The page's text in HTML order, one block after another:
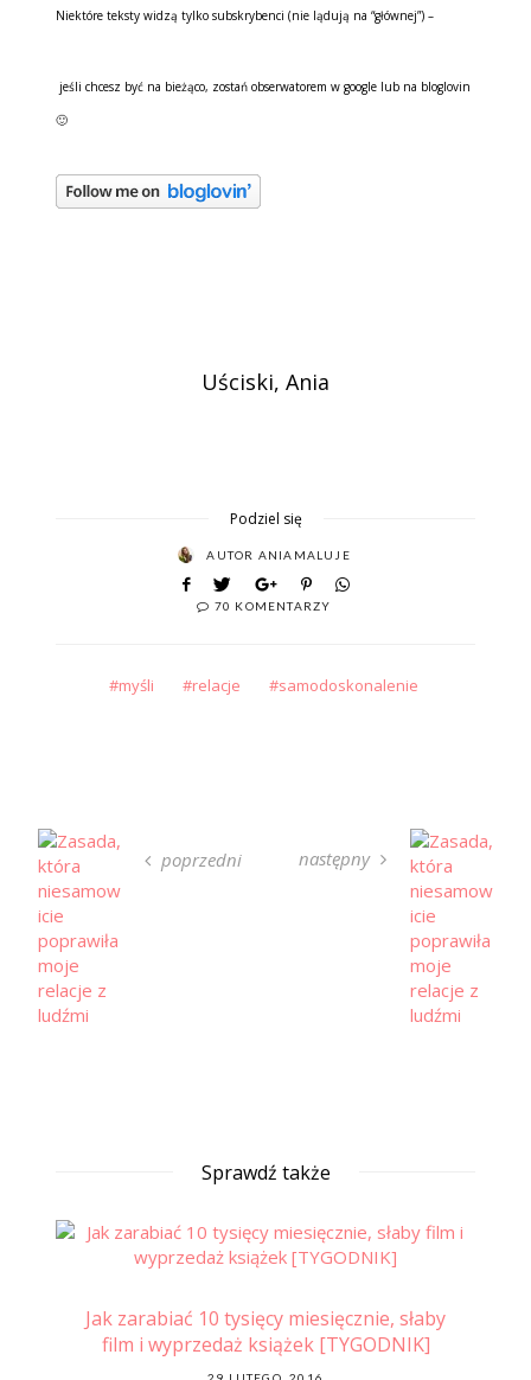
Niektóre teksty widzą tylko subskrybenci (nie lądują na “głównej”) –
jeśli chcesz być na bieżąco, zostań obserwatorem w google lub na bloglovin
🙂
Uściski, Ania
Podziel się
AUTOR ANIAMALUJE
70 KOMENTARZY
myśli relacje samodoskonalenie
poprzedni następny
Sprawdź także
Jak zarabiać 10 tysięcy miesięcznie, słaby
film i wyprzedaż książek [TYGODNIK]
POSTED